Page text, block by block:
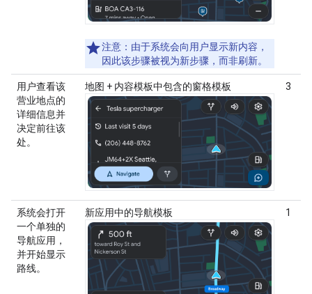
注意 ：由于系统会向用户显示新内容，
因此该步骤被视为新步骤，而非刷新。
用户查看该
营业地点的
详细信息并
决定前往该
处。
地图 + 内容模板中包含的窗格模板 3
系统会打开
一个单独的
导航应用，
并开始显示
路线。
新应用中的导航模板 1